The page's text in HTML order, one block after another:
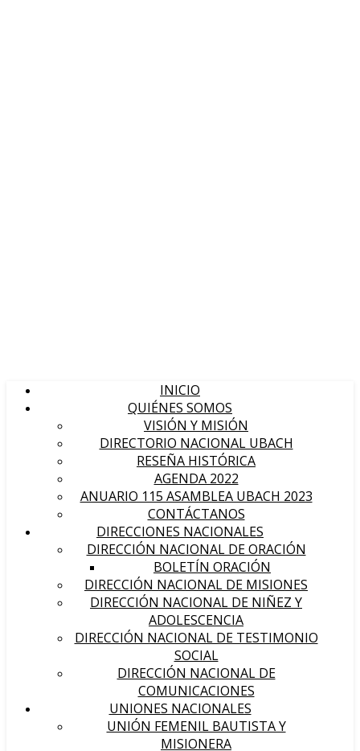
INICIO
QUIÉNES SOMOS
VISIÓN Y MISIÓN
DIRECTORIO NACIONAL UBACH
RESEÑA HISTÓRICA
AGENDA 2022
ANUARIO 115 ASAMBLEA UBACH 2023
CONTÁCTANOS
DIRECCIONES NACIONALES
DIRECCIÓN NACIONAL DE ORACIÓN
BOLETÍN ORACIÓN
DIRECCIÓN NACIONAL DE MISIONES
DIRECCIÓN NACIONAL DE NIÑEZ Y
ADOLESCENCIA
DIRECCIÓN NACIONAL DE TESTIMONIO
SOCIAL
DIRECCIÓN NACIONAL DE
COMUNICACIONES
UNIONES NACIONALES
UNIÓN FEMENIL BAUTISTA Y
MISIONERA